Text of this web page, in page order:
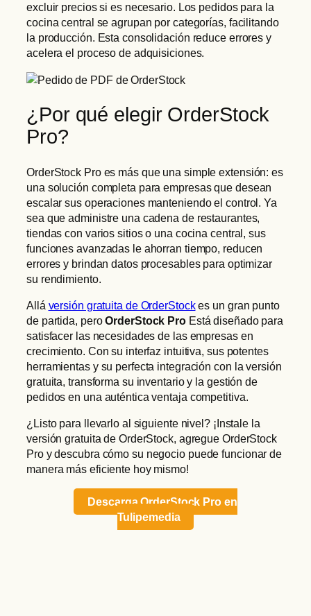
excluir precios si es necesario. Los pedidos para la
cocina central se agrupan por categorías, facilitando
la producción. Esta consolidación reduce errores y
acelera el proceso de adquisiciones.
¿Por qué elegir OrderStock
Pro?
OrderStock Pro es más que una simple extensión: es
una solución completa para empresas que desean
escalar sus operaciones manteniendo el control. Ya
sea que administre una cadena de restaurantes,
tiendas con varios sitios o una cocina central, sus
funciones avanzadas le ahorran tiempo, reducen
errores y brindan datos procesables para optimizar
su rendimiento.
Allá versión gratuita de OrderStockes un gran punto
de partida, peroOrderStock ProEstá diseñado para
satisfacer las necesidades de las empresas en
crecimiento. Con su interfaz intuitiva, sus potentes
herramientas y su perfecta integración con la versión
gratuita, transforma su inventario y la gestión de
pedidos en una auténtica ventaja competitiva.
¿Listo para llevarlo al siguiente nivel? ¡Instale la
versión gratuita de OrderStock, agregue OrderStock
Pro y descubra cómo su negocio puede funcionar de
manera más eficiente hoy mismo!
Descarga OrderStock Pro en
Tulipemedia